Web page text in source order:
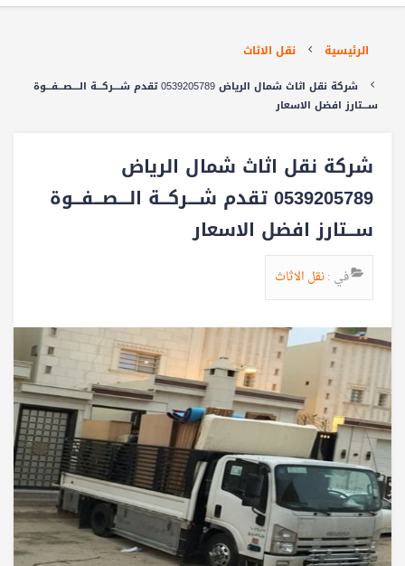
الرئيسية نقل الاثاث
شركة نقل اثاث شمال الرياض 0539205789 تقدم شــــركـــة الــــصـــفـــوة
ســـتارز افضل الاسعار
شركة نقل اثاث شمال الرياض
0539205789 تقدم شــــركـــة الــــصـــفـــوة
ســـتارز افضل الاسعار
في :نقل الاثاث